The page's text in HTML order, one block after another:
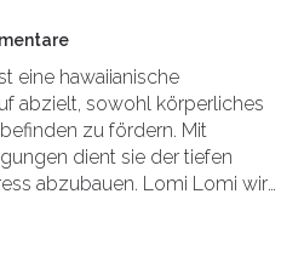
eine hawaiianische
abzielt, sowohl körperliches
zu fördern. Mit
dient sie der tiefen
abzubauen. Lomi Lomi wird